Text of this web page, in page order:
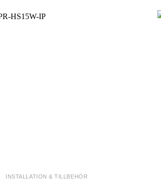
INSTALLATION & TILLBEHÖR